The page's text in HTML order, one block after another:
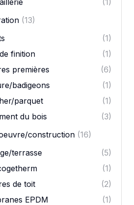
(1)
(13)
(1)
finition
(1)
premières
(6)
badigeons
(1)
parquet
(1)
du bois
(3)
construction (16)
terrasse
(5)
(1)
de toit
(2)
EPDM
(1)